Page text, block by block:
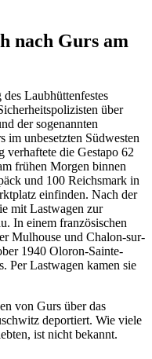
nach Gurs am
Laubhüttenfestes
über
der sogenannten
im unbesetzten Südwesten
die Gestapo 62
frühen Morgen binnen
und 100 Reichsmark in
einfinden. Nach der
mit Lastwagen zur
In einem französischen
Mulhouse und Chalon-sur-
1940 Oloron-Sainte-
Per Lastwagen kamen sie
von Gurs über das
deportiert. Wie viele
ist nicht bekannt.